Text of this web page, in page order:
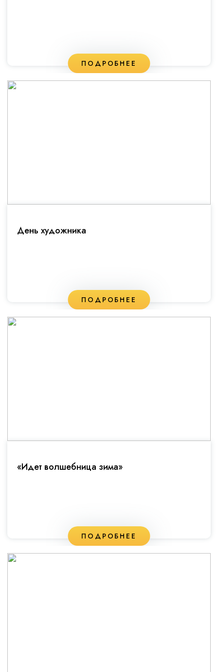
ПОДРОБНЕЕ
День художника
ПОДРОБНЕЕ
«Идет волшебница зима»
ПОДРОБНЕЕ